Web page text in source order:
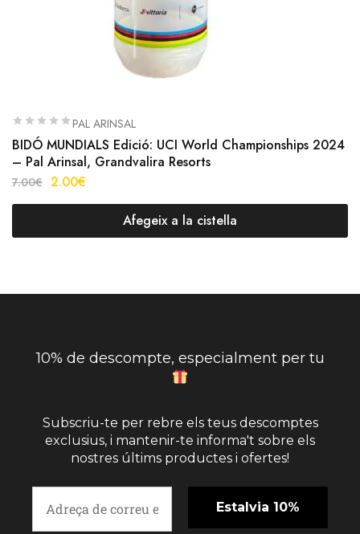
PAL ARINSAL
BIDÓ MUNDIALS Edició: UCI World Championships 2024
– Pal Arinsal, Grandvalira Resorts
7.00€ 2.00€
Afegeix a la cistella
10% de descompte, especialment per tu
Subscriu-te per rebre els teus descomptes
exclusius, i mantenir-te informa't sobre els
nostres últims productes i ofertes!